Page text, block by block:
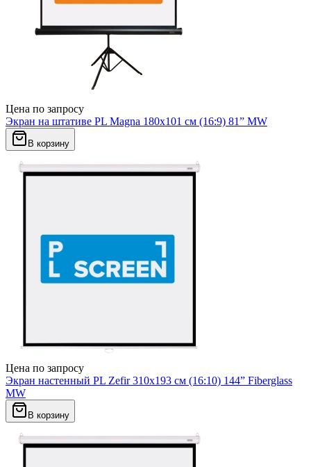
Цена по запросу
Экран на штативе PL Magna 180x101 см (16:9) 81” MW
В корзину
Цена по запросу
Экран настенный PL Zefir 310x193 см (16:10) 144” Fiberglass
MW
В корзину